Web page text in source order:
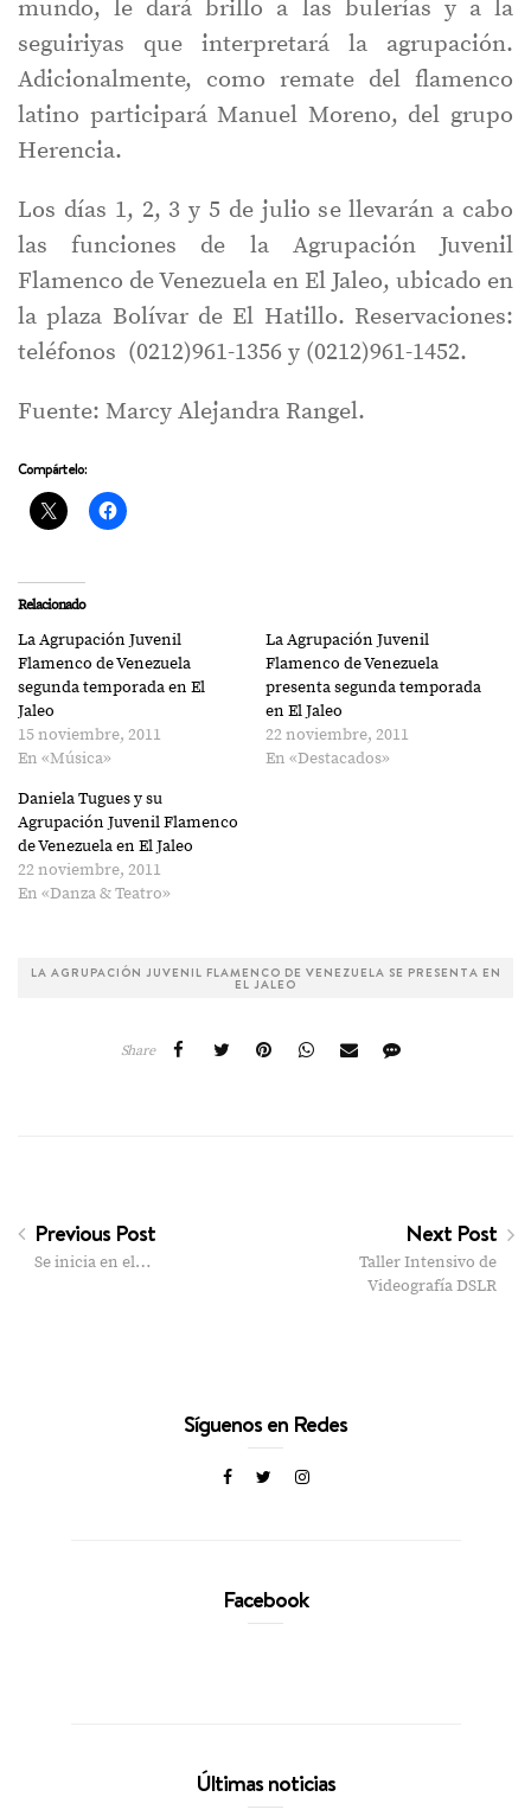
mundo, le dará brillo a las bulerías y a la
seguiriyas que interpretará la agrupación.
Adicionalmente, como remate del flamenco
latino participará Manuel Moreno, del grupo
Herencia.
Los días 1, 2, 3 y 5 de julio se llevarán a cabo
las funciones de la Agrupación Juvenil
Flamenco de Venezuela en El Jaleo, ubicado en
la plaza Bolívar de El Hatillo. Reservaciones:
teléfonos (0212)961-1356 y (0212)961-1452.
Fuente: Marcy Alejandra Rangel.
Compártelo:
Relacionado
La Agrupación Juvenil
Flamenco de Venezuela
segunda temporada en El
Jaleo
15 noviembre, 2011
En «Música»
La Agrupación Juvenil
Flamenco de Venezuela
presenta segunda temporada
en El Jaleo
22 noviembre, 2011
En «Destacados»
Daniela Tugues y su
Agrupación Juvenil Flamenco
de Venezuela en El Jaleo
22 noviembre, 2011
En «Danza & Teatro»
LA AGRUPACIÓN JUVENIL FLAMENCO DE VENEZUELA SE PRESENTA EN
EL JALEO
Share
Previous Post
Se inicia en el…
Next Post
Taller Intensivo de
Videografía DSLR
Síguenos en Redes
Facebook
Últimas noticias